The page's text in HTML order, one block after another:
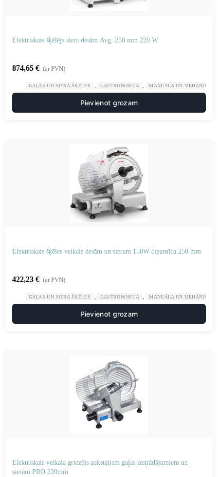
Elektriskais šķēlējs siera desām Avg. 250 mm 220 W
874,65 € (ar PVN)
GAĻAS UN SIERA ŠĶĒLES GASTRONOMIJA MANUĀLA UN MEHĀNISKA
Pievienot grozam
Elektriskais šķēles veikals desām un sieram 150W ciparnīca 250 mm
422,23 € (ar PVN)
GAĻAS UN SIERA ŠĶĒLES GASTRONOMIJA MANUĀLA UN MEHĀNISKA
Pievienot grozam
Elektriskais veikala griezējs aukstajiem gaļas izstrādājumiem un
sieram PRO 220mm